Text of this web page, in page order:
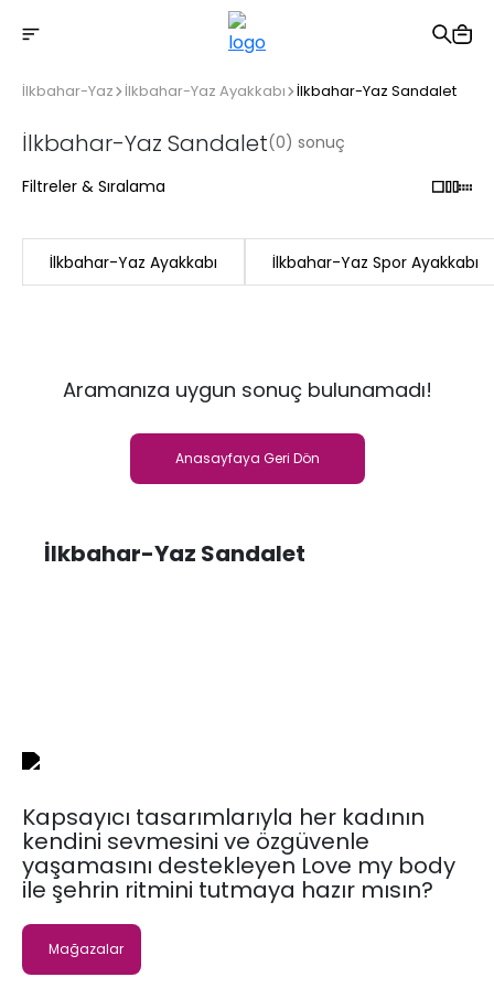
2500 TL üzeri ücretsiz kargo
İlkbahar-Yaz İlkbahar-Yaz Ayakkabı İlkbahar-Yaz Sandalet
İlkbahar-Yaz Sandalet(0) sonuç
Filtreler & Sıralama
İlkbahar-Yaz Ayakkabı İlkbahar-Yaz Spor Ayakkabı
Aramanıza uygun sonuç bulunamadı!
Anasayfaya Geri Dön
İlkbahar-Yaz Sandalet
Kapsayıcı tasarımlarıyla her kadının
kendini sevmesini ve özgüvenle
yaşamasını destekleyen Love my body
ile şehrin ritmini tutmaya hazır mısın?
Mağazalar